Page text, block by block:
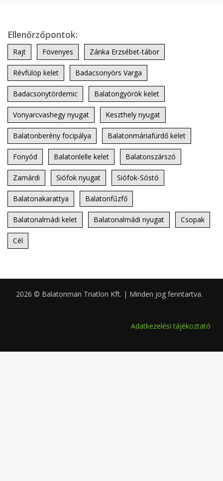
Ellenőrzőpontok:
Rajt Fövenyes Zánka Erzsébet-tábor
Révfülöp kelet Badacsonyörs Varga
Badacsonytördemic Balatongyörök kelet
Vonyarcvashegy nyugat Keszthely nyugat
Balatonberény focipálya Balatonmáriafürdő kelet
Fonyód Balatonlelle kelet Balatonszárszó
Zamárdi Siófok nyugat Siófok-Sóstó
Balatonakarattya Balatonfűzfő
Balatonalmádi kelet Balatonalmádi nyugat Csopak
Cél
2026 © Balatonman Triatlon Kft. | Minden jog fenntartva.
Adatkezelési tájékoztató